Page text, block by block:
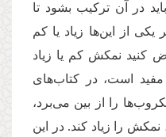
در آن ترکیب بشود تا
از این‌ها زیاد یا کم
کنید نمکش کم یا زیاد
است، در کتاب‌های
را از بین می‌برد،
را زیاد کند. در این